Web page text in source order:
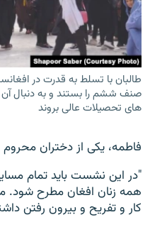
طالبان با تسلط به قدرت در
صنف ششم را بستند و به دنبال آن
های تحصیلات عالی بروند
فاطمه، یکی از دختران
"در این نشست باید تمام
همه زنان افغان مطرح شود.
کار و تفریح و بیرون رفتن